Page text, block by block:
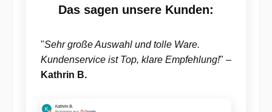
Das sagen unsere Kunden:
"Sehr große Auswahl und tolle Ware.
Kundenservice ist Top, klare Empfehlung!" –
Kathrin B.